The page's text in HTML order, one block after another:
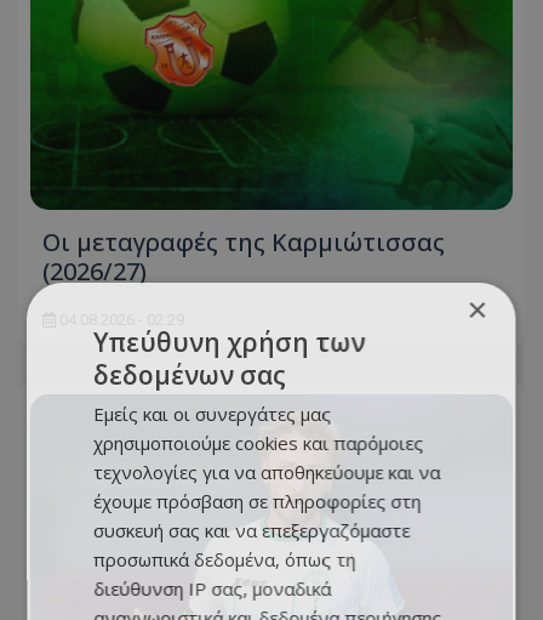
Oι μεταγραφές της Καρμιώτισσας
(2026/27)
×
Υπεύθυνη χρήση των
δεδομένων σας
Εμείς και οι συνεργάτες μας
χρησιμοποιούμε cookies και παρόμοιες
τεχνολογίες για να αποθηκεύουμε και να
έχουμε πρόσβαση σε πληροφορίες στη
συσκευή σας και να επεξεργαζόμαστε
προσωπικά δεδομένα, όπως τη
διεύθυνση IP σας, μοναδικά